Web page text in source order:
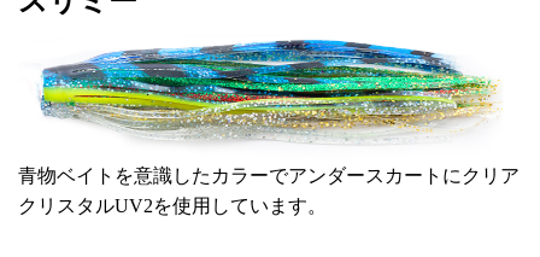
青物ベイトを意識したカラーでアンダースカートにクリア
クリスタルUV2を使用しています。